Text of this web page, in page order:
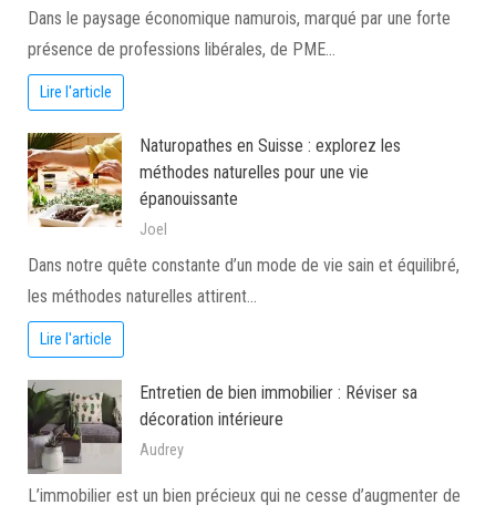
Dans le paysage économique namurois, marqué par une forte
présence de professions libérales, de PME…
Lire l'article
Naturopathes en Suisse : explorez les
méthodes naturelles pour une vie
épanouissante
Joel
Dans notre quête constante d’un mode de vie sain et équilibré,
les méthodes naturelles attirent…
Lire l'article
Entretien de bien immobilier : Réviser sa
décoration intérieure
Audrey
L’immobilier est un bien précieux qui ne cesse d’augmenter de